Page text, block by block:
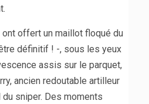
offert un maillot floqué du
définitif ! -, sous les yeux
assis sur le parquet,
ancien redoutable artilleur
du sniper. Des moments